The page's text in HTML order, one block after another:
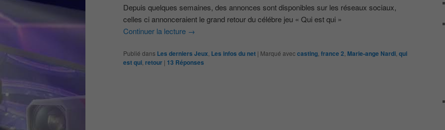
Depuis quelques semaines, des annonces sont disponibles sur les réseaux sociaux,
celles ci annonceraient le grand retour du célébre jeu « Qui est qui »
Continuer la lecture →
Publié dans Les derniers Jeux, Les infos du net | Marqué aveccasting, france 2, Marie-ange Nardi, qui
est qui, retour | 13 Réponses